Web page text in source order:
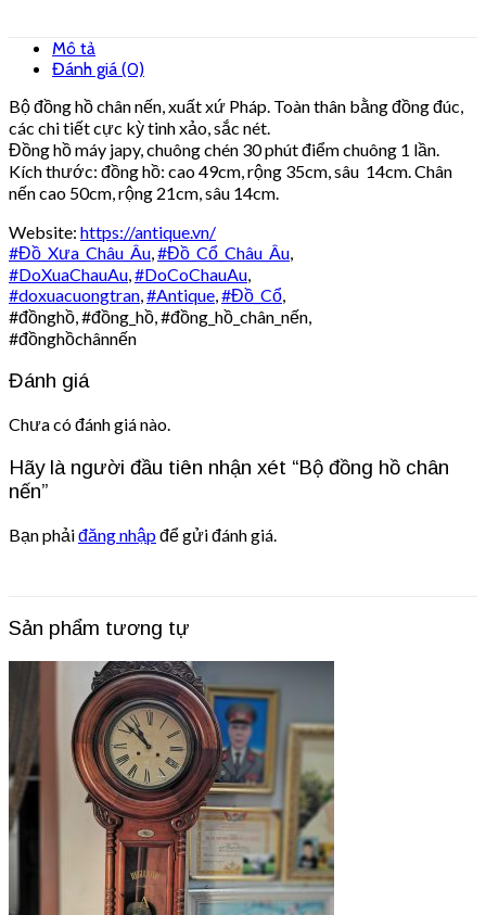
Mô tả
Đánh giá (0)
Bộ đồng hồ chân nến, xuất xứ Pháp. Toàn thân bằng đồng đúc,
các chi tiết cực kỳ tinh xảo, sắc nét.
Đồng hồ máy japy, chuông chén 30 phút điểm chuông 1 lần.
Kích thước: đồng hồ: cao 49cm, rộng 35cm, sâu 14cm. Chân
nến cao 50cm, rộng 21cm, sâu 14cm.
Website: https://antique.vn/
#Đồ_Xưa_Châu_Âu #Đồ_Cổ_Châu_Âu
#DoXuaChauAu #DoCoChauAu
#doxuacuongtran #Antique #Đồ_Cổ
#đồnghồ, #đồng_hồ, #đồng_hồ_chân_nến,
#đồnghồchânnến
Đánh giá
Chưa có đánh giá nào.
Hãy là người đầu tiên nhận xét “Bộ đồng hồ chân
nến”
Bạn phảiđăng nhậpđể gửi đánh giá.
Sản phẩm tương tự